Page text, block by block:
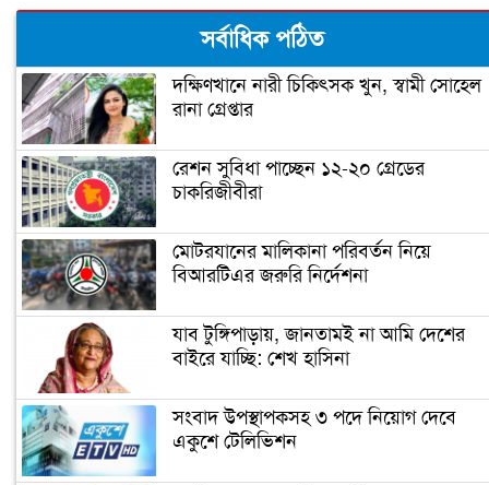
সেরা ক্লাবের পুরস্কার পেলো রোটার‌্যাক্ট ক্লাব
অব ঢাকা কমার্স কলেজ
শাহ মখদুম মেডিকেল কলেজ শিক্ষার্থীদের
কুয়াকাটায় হচ্ছে পবিপ্রবির মেরিন ফিশারিজ
রিসার্চ ইনস্টিটিউট
মৌলিক বিষয়
গুচ্ছ পদ্ধতিতে ভর্তি পরীক্ষা হবে ১৯টি
পাবলিক বিশ্ববিদ্যালয়ে
সর্বাধিক পঠিত
দক্ষিণখানে নারী চিকিৎসক খুন, স্বামী সোহেল
রানা গ্রেপ্তার
রেশন সুবিধা পাচ্ছেন ১২-২০ গ্রেডের
চাকরিজীবীরা
মোটরযানের মালিকানা পরিবর্তন নিয়ে
বিআরটিএর জরুরি নির্দেশনা
যাব টুঙ্গিপাড়ায়, জানতামই না আমি দেশের
বাইরে যাচ্ছি: শেখ হাসিনা
সংবাদ উপস্থাপকসহ ৩ পদে নিয়োগ দেবে
একুশে টেলিভিশন